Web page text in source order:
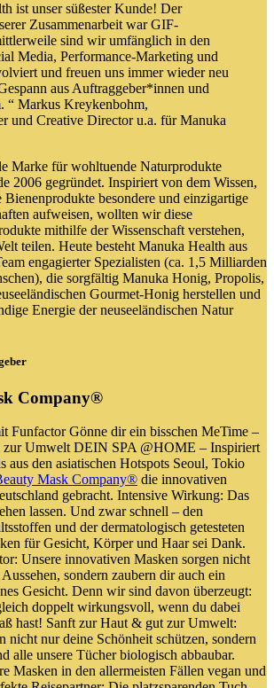
ist unser süßester Kunde! Der
Zusammenarbeit war GIF-
sind wir umfänglich in den
Media, Performance-Marketing und
und freuen uns immer wieder neu
aus Auftraggeber*innen und
“ Markus Kreykenbohm,
und Creative Director u.a. für Manuka
Marke für wohltuende Naturprodukte
2006 gegründet. Inspiriert von dem Wissen,
Bienenprodukte besondere und einzigartige
aufweisen, wollten wir diese
mithilfe der Wissenschaft verstehen,
teilen. Heute besteht Manuka Health aus
engagierter Spezialisten (ca. 1,5 Milliarden
die sorgfältig Manuka Honig, Propolis,
Gourmet-Honig herstellen und
Energie der neuseeländischen Natur
Company®
Funfactor Gönne dir ein bisschen MeTime –
zur Umwelt DEIN SPA @HOME – Inspiriert
aus den asiatischen Hotspots Seoul, Tokio
Mask Company® die innovativen
gebracht. Intensive Wirkung: Das
lassen. Und zwar schnell – den
und der dermatologisch getesteten
für Gesicht, Körper und Haar sei Dank.
Unsere innovativen Masken sorgen nicht
sondern zaubern dir auch ein
Gesicht. Denn wir sind davon überzeugt:
doppelt wirkungsvoll, wenn du dabei
hast! Sanft zur Haut & gut zur Umwelt:
nicht nur deine Schönheit schützen, sondern
alle unsere Tücher biologisch abbaubar.
Masken in den allermeisten Fällen vegan und